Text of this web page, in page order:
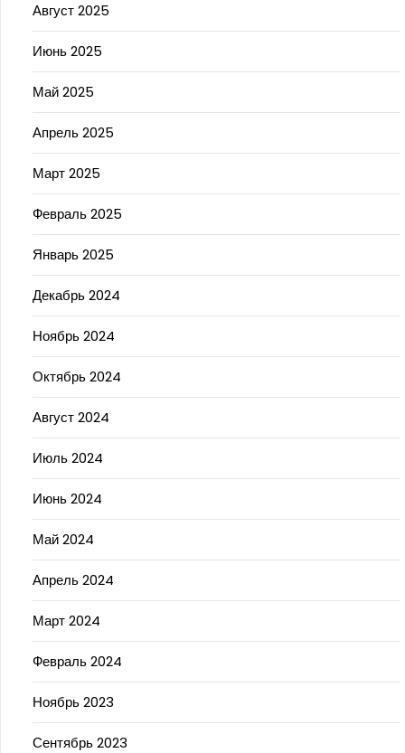
Август 2025
Июнь 2025
Май 2025
Апрель 2025
Март 2025
Февраль 2025
Январь 2025
Декабрь 2024
Ноябрь 2024
Октябрь 2024
Август 2024
Июль 2024
Июнь 2024
Май 2024
Апрель 2024
Март 2024
Февраль 2024
Ноябрь 2023
Сентябрь 2023